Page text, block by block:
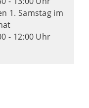
1. Samstag im
- 12:00 Uhr